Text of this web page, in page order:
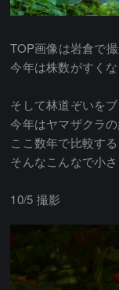
TOP画像は岩倉で
今年は株数がすく
そして林道ぞいをブ
今年はヤマザクラ
ここ数年で比較す
そんなこんなで小
10/5 撮影